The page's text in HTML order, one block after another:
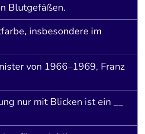
Blutgefäßen.
insbesondere im
von 1966–1969, Franz
nur mit Blicken ist ein __